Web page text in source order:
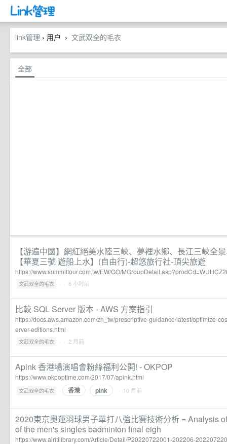
link管理 › 用户 › 文武双全的毛衣
全部
【游遍中國】網紅絕美水陸三峽、夢裡水鄉、長江三峽全
【華夏三號 遊船上水】(自由行)-超悠旅行社-頂尖旅遊
https://www.summittour.com.tw/EW/GO/
文武双全的毛衣 · · 6 小时前
比較 SQL Server 版本 - AWS 方案指引
https://docs.aws.amazon.com/zh_tw/prescriptive-guidance/latest/optimize-
erver-editions.html
文武双全的毛衣 · · 2 月前
Apink 香港場演唱會粉絲福利公開! - OKPOP
https://www.okpoptime.com/2017/07/apink.html
文武双全的毛衣 · 香港 pink · 10 月前
2020東京奧運羽球男子單打八強比賽技術分析 = Analysis
of the men's singles badminton final eigh
https://www.airitilibrary.com/Article/Detail/P20220722001-202206-